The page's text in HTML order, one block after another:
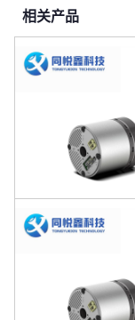
相关产品
型号